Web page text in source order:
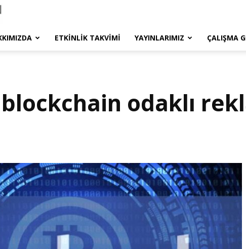
Türkiye ETKINLIK TAKVIMI YAYINLARIMIZ ÇALIŞMA
odaklı